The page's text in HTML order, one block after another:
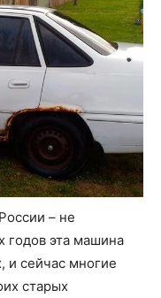
– не
годов эта машина
и сейчас многие
старых